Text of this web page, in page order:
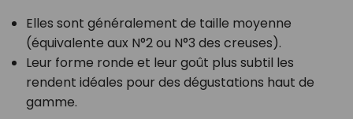
Elles sont généralement de taille moyenne
(équivalente aux N°2 ou N°3 des creuses).
Leur forme ronde et leur goût plus subtil les
rendent idéales pour des dégustations haut de
gamme.